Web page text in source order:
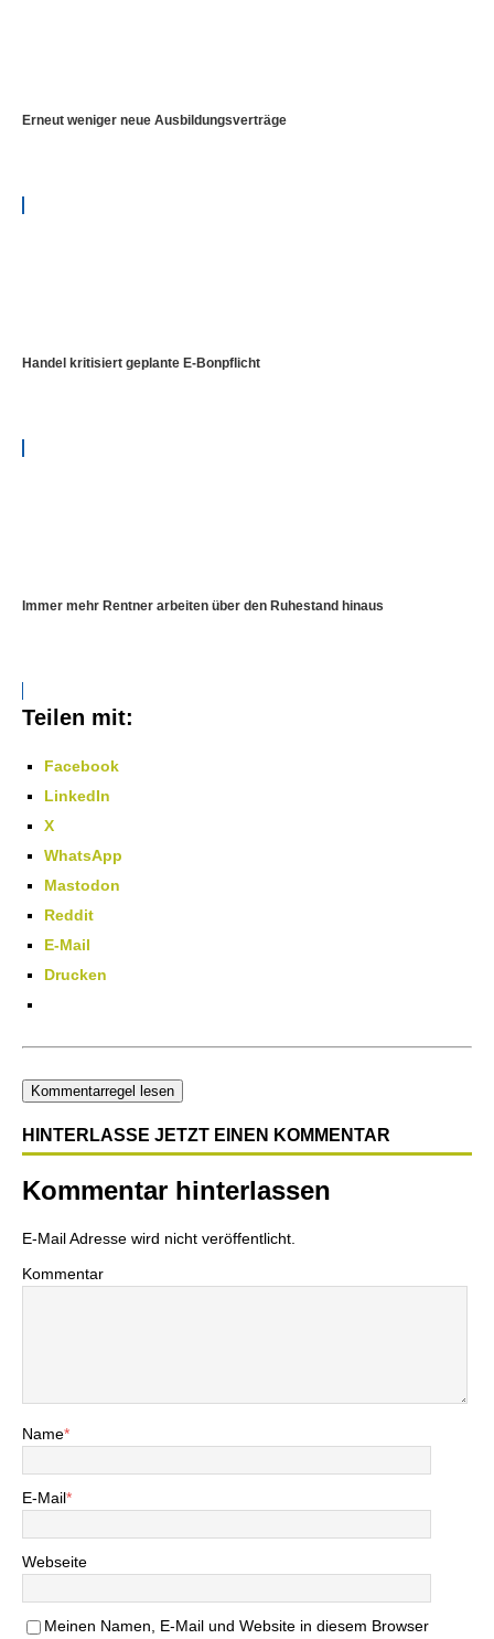
Erneut weniger neue Ausbildungsverträge
Handel kritisiert geplante E-Bonpflicht
Immer mehr Rentner arbeiten über den Ruhestand hinaus
Teilen mit:
Facebook
LinkedIn
X
WhatsApp
Mastodon
Reddit
E-Mail
Drucken
Kommentarregel lesen
HINTERLASSE JETZT EINEN KOMMENTAR
Kommentar hinterlassen
E-Mail Adresse wird nicht veröffentlicht.
Kommentar
Name*
E-Mail*
Webseite
Meinen Namen, E-Mail und Website in diesem Browser